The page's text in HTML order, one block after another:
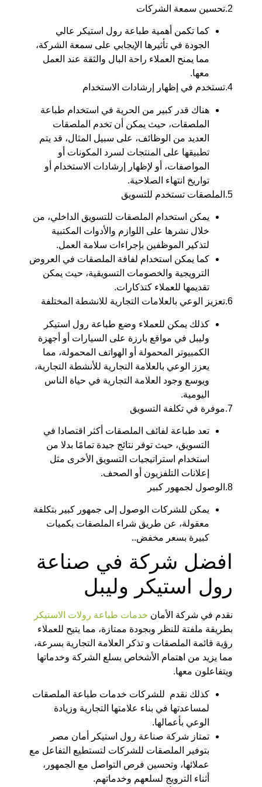
2.تحسين سمعة الشركات
كما تكمن أهمية طباعة رول استيكر عالي
الجودة في تأثيرها الإيجابي على سمعة الشركة،
مما يمنح العملاء راحة البال والثقة عند العمل
معها.
4.تستخدم في إظهار إرشادات الاستخدام
هناك قدر كبير من الحرية في استخدام طباعة
الملصقات، حيث يمكن أن تخدم الملصقات
العديد من الوظائف، على سبيل المثال، قد يتم
تطبيقها على المنتجات لسرد المكونات أو
المواصفات، أو لإظهار إرشادات الاستخدام أو
تواريخ انتهاء الصلاحية.
5.الملصقات تستخدم للتسويق
يمكن استخدام الملصقات للتسويق الداخلي، من
خلال نشرها على اللوازم والأدوات المكتبية
لتذكير الموظفين بإجراءات سلامة العمل.
كما يمكن استخدام لفافة الملصقات في العروض
الترويجية والخصومات التسويقية، حيث يمكن
تقديمها للعملاء كتذكارات.
6.تعزيز الوعي بالعلامات التجارية للانشطة المختلفة
كذلك يمكن للعملاء وضع طباعة رول استيكر
وليبل في مواقع بارزة على السيارات أو أجهزة
الكمبيوتر المحمولة أو الهواتف المحمولة، مما
يعزز الوعي بالعلامة التجارية للأنشطة التجارية،
ويوسع وجود العلامة التجارية في حياة الناس
اليومية.
7.موفرة في تكلفة التسويق
تعد طباعة لفائف الملصقات أكثر اقتصادا في
التسويق، حيث توفر نتائج جيدة تمامًا بدلا من
استخدام استراتيجيات التسويق الأخرى مثل
إعلانات التلفزيون أو الصحف.
8.الوصول لجمهور كبير
يمكن للشركات الوصول إلى جمهور كبير بتكلفة
معقولة، عن طريق شراء الملصقات بكميات
كبيرة بسعر مخفض..
افضل شركة في صناعة
رول استيكر وليبل
نقدم في شركة الأمان خدمات طباعة رولات الاستيكر
بطريقة ملفتة للنظر وبجودة ممتازة، مما يتيح للعملاء
رؤية قائمة الملصقات و تذكر العلامة التجارية بسرعة،
مما يزيد من اهتمام الأشخاص بسلع الشركة وخدماتها
ويتفاعلون معها.
كذلك نقدم للشركات خدمات طباعة الملصقات
لمساعدتها في بناء علامتها التجارية وزيادة
الوعي بأعمالها.
تمتاز شركة صناعة رول استيكر أمان مصر
بتوفير الملصقات للشركات لتستطيع التفاعل مع
عملائها، وتحسين فرص التواصل مع الجمهور،
أثناء الترويج لسلعهم وخدماتهم.